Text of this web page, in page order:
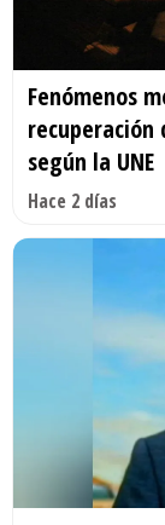
Fenómenos
recuperación
según la UNE
Hace 2 días